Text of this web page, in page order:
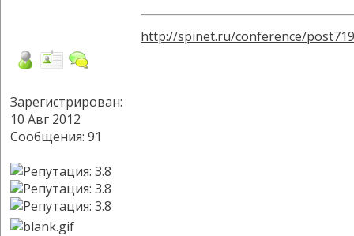
Зарегистрирован:
10 Авг 2012
Сообщения: 91
http://spinet.ru/conference/